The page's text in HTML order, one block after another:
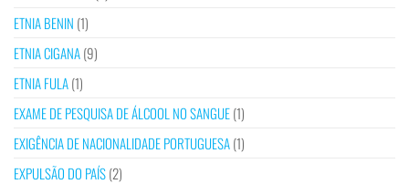
ETNIA BENIN (1)
ETNIA CIGANA(9)
ETNIA FULA(1)
EXAME DE PESQUISA DE ÁLCOOL NO SANGUE(1)
EXIGÊNCIA DE NACIONALIDADE PORTUGUESA(1)
EXPULSÃO DO PAÍS(2)